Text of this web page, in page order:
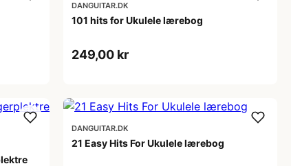
DANGUITAR.DK
101 hits for Ukulele lærebog
249,00 kr
DANGUITAR.DK
21 Easy Hits For Ukulele lærebog